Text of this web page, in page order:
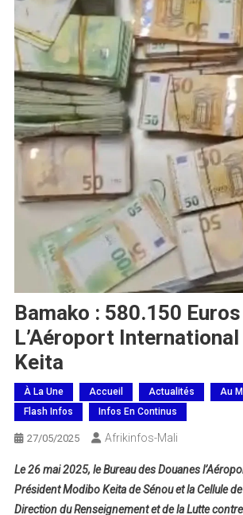
Bamako : 580.150
L’Aéroport
Keita
À La Une Accueil Actualités Au
Flash Infos
Infos En Continus
27/05/2025 Afrikinfos-Mali
Le 26 mai 2025, le Bureau des Douanes
Président Modibo Keita de Sénou et la Cellule
Direction du Renseignement et de la Lutte